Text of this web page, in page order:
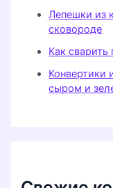
Лепешки из
сковороде
Как
Конвертики
сыром и